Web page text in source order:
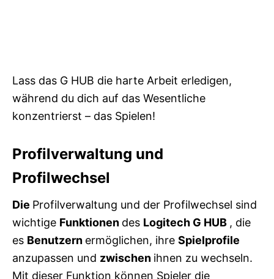
Lass das G HUB die harte Arbeit erledigen,
während du dich auf das Wesentliche
konzentrierst – das Spielen!
Profilverwaltung und
Profilwechsel
Die Profilverwaltung und der Profilwechsel sind
wichtige Funktionen des Logitech G HUB , die
es Benutzern ermöglichen, ihre Spielprofile
anzupassen und zwischen ihnen zu wechseln.
Mit dieser Funktion können Spieler die